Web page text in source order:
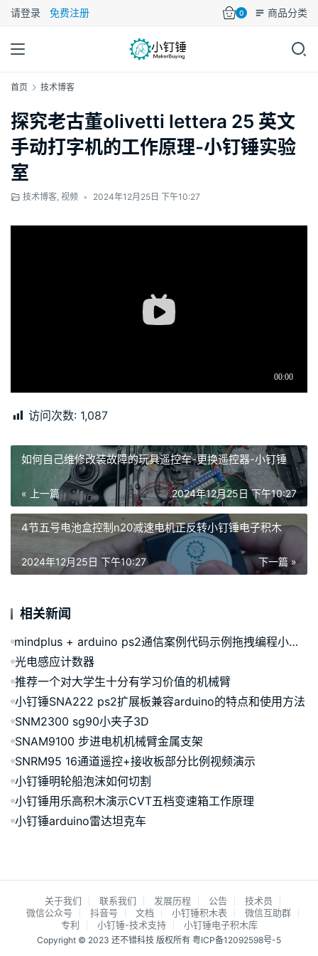
请登录 免费注册 0 商品分类
首页 技术博客
探究老古董olivetti lettera 25 英文
手动打字机的工作原理-小钉锤实验
室
技术博客, 视频 • 2024年12月25日 下午10:27
访问次数: 1,087
如何自己维修改装故障的玩具遥控车-更换遥控器-小钉锤
« 上一篇 2024年12月25日 下午10:27
4节五号电池盒控制n20减速电机正反转小钉锤电子积木
下一篇 »
2024年12月25日 下午10:27
相关新闻
mindplus + arduino ps2通信案例代码示例拖拽编程小钉锤扩展板
光电感应计数器
推荐一个对大学生十分有学习价值的机械臂
小钉锤SNA222 ps2扩展板兼容arduino的特点和使用方法
SNM2300 sg90小夹子3D
SNAM9100 步进电机机械臂金属支架
SNRM95 16通道遥控+接收板部分比例视频演示
小钉锤明轮船泡沫如何切割
小钉锤用乐高积木演示CVT五档变速箱工作原理
小钉锤arduino雷达坦克车
关于我们 联系我们 发展历程 公告
技术员
微信公众号
抖音号 文档 小钉锤积木表
微信互助群
专利
小钉锤-技术支持 小钉锤电子积木库
Copyright © 2023 还不错科技 版权所有 粤ICP备12092598号-5